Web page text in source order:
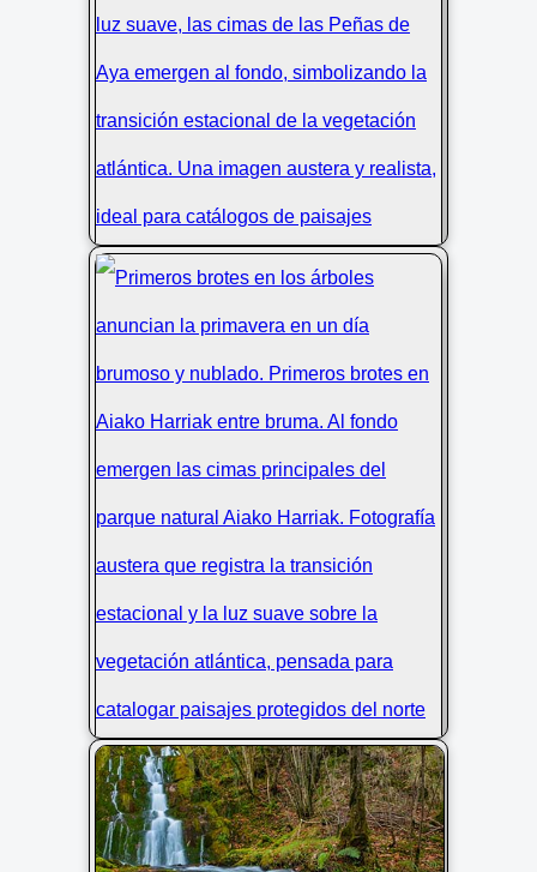
Primavera en Aiako Harriak: Brotes y
Primeros brotes en los árboles